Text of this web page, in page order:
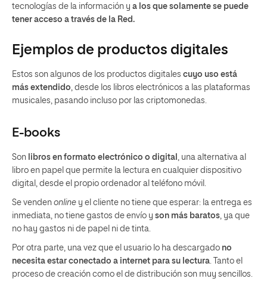
tecnologías de la información y a los que solamente se puede
tener acceso a través de la Red.
Ejemplos de productos digitales
Estos son algunos de los productos digitales cuyo uso está
más extendido , desde los libros electrónicos a las plataformas
musicales, pasando incluso por las criptomonedas.
E-books
Son libros en formato electrónico o digital
, una alternativa al
libro en papel que permite la lectura en cualquier dispositivo
digital, desde el propio ordenador al teléfono móvil.
Se venden online y el cliente no tiene que esperar: la entrega es
inmediata, no tiene gastos de envío y son más baratos , ya que
no hay gastos ni de papel ni de tinta.
Por otra parte, una vez que el usuario lo ha descargado no
necesita estar conectado a internet para su lectura . Tanto el
proceso de creación como el de distribución son muy sencillos.